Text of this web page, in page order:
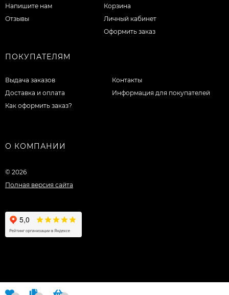
Напишите нам
Отзывы
Корзина
Личный кабинет
Оформить заказ
ПОКУПАТЕЛЯМ
Выдача заказов
Доставка и оплата
Как оформить заказ?
Контакты
Информация для покупателей
О КОМПАНИИ
© 2026
Полная версия сайта